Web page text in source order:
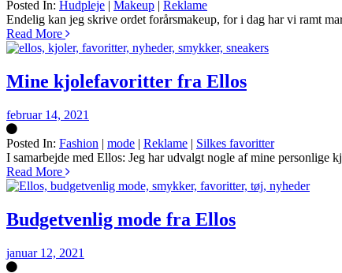
Posted In: Hudpleje | Makeup | Reklame
Silke
Endelig kan jeg skrive ordet forårsmakeup, for i dag har vi ramt
Read More
Mine kjolefavoritter fra Ellos
februar 14, 2021
Posted In: Fashion | mode | Reklame | Silkes favoritter
Silke
I samarbejde med Ellos: Jeg har udvalgt nogle af mine
Read More
Budgetvenlig mode fra Ellos
januar 12, 2021